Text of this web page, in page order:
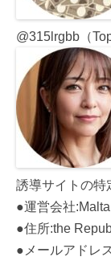
@315lrgbb（
誘導サイトの特
●運営会社
●住所:the
●メールアドレ